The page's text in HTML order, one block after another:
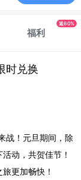
福利
返60%
时兑换
战！元旦期间，除
动，共贺佳节！
更加畅快！